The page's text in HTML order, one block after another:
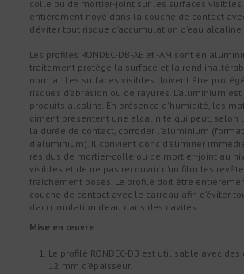
colle ou de mortier-joint sur les surfaces
entièrement noyé dans la couche de contact
d’éviter tout risque d’accumulation d’eau
Les profilés RONDEC-DB-AE et -AM sont en
traitement protège la surface et la rend
normal. Les surfaces visibles doivent être
risques d’abrasion ou de rayures. L’aluminium
produits alcalins. En présence d'humidité, les
ciment présentent une alcalinité qui peut, selon
la durée de contact, corroder l'aluminium
d'aluminium). Il convient donc d’éliminer
résidus de mortier-colle ou de mortier-joint au
visibles et de ne pas recouvrir d’un film les
fraîchement posés. Le profilé doit être
couche de contact avec le carreau afin d’éviter
d’accumulation d’eau dans des cavités.
Mise en œuvre
Le profilé RONDEC-DB est utilisable avec
12 mm d’épaisseur.